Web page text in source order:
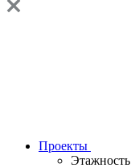
Проекты
Этажность